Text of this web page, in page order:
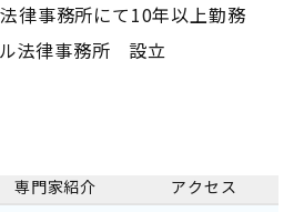
律事務所にて10年以上勤務
法律事務所 設立
専門家紹介 アクセス